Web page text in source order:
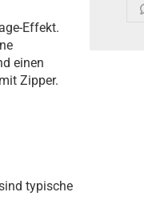
Effekt.
einen
Zipper.
typische